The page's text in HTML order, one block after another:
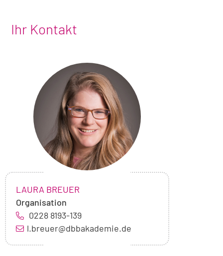
Ihr Kontakt
Foto
von
Laura
Breuer
NAME:
LAURA BREUER
Organisation
0228 8193-139
l.breuer@dbbakademie.de